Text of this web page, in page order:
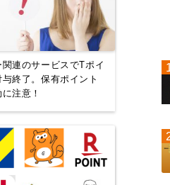
関連のサービスでTポイ
与終了。保有ポイント
注意！